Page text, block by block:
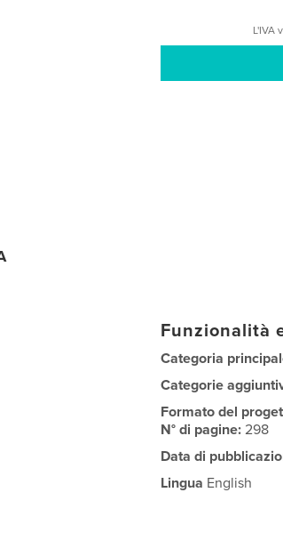
L'IVA
Funzionalità
Categoria
Categorie
Formato del
N° di pagine:298
Data di
Lingua English